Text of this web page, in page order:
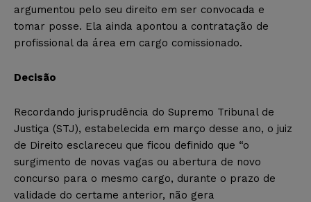
argumentou pelo seu direito em ser convocada e
tomar posse. Ela ainda apontou a contratação de
profissional da área em cargo comissionado.
Decisão
Recordando jurisprudência do Supremo Tribunal de
Justiça (STJ), estabelecida em março desse ano, o juiz
de Direito esclareceu que ficou definido que “o
surgimento de novas vagas ou abertura de novo
concurso para o mesmo cargo, durante o prazo de
validade do certame anterior, não gera